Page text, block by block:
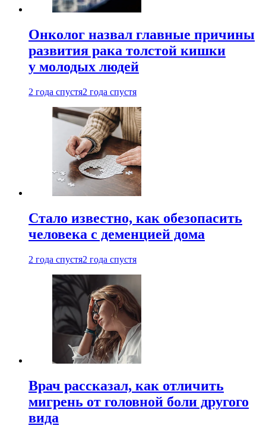
Онколог назвал главные причины
развития рака толстой кишки
у молодых людей
2 года спустя2 года спустя
Стало известно, как обезопасить
человека с деменцией дома
2 года спустя2 года спустя
Врач рассказал, как отличить
мигрень от головной боли другого
вида